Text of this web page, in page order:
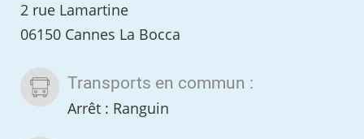
2 rue Lamartine
06150 Cannes La Bocca
Transports en commun :
Arrêt : Ranguin